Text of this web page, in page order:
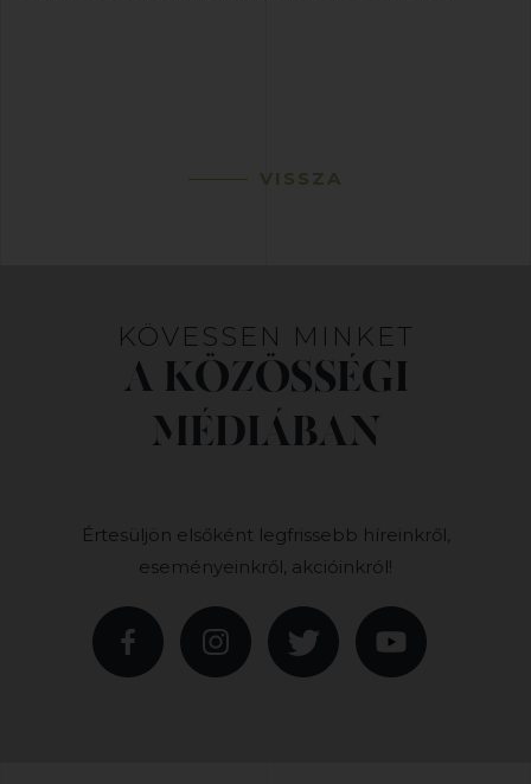
VISSZA
KÖVESSEN MINKET
A KÖZÖSSÉGI
MÉDIÁBAN
Értesüljön elsőként legfrissebb híreinkről,
eseményeinkről, akcióinkról!